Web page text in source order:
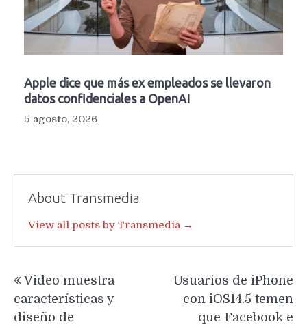
Apple dice que más ex empleados se llevaron
datos confidenciales a OpenAI
5 agosto, 2026
About Transmedia
View all posts by Transmedia →
de
entradas
Video muestra
características y
diseño de
Usuarios de iPhone
con iOS14.5 temen
que Facebook e